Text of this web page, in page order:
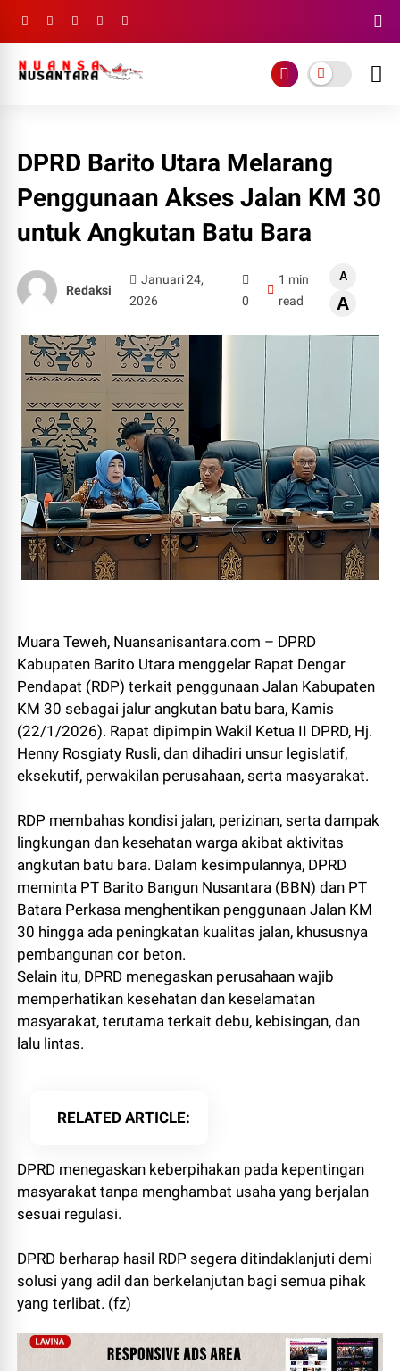
DPRD Barito Utara Melarang
Penggunaan Akses Jalan KM 30
untuk Angkutan Batu Bara
Redaksi
Januari 24,
2026
0
1 min
read
A
A
Muara Teweh, Nuansanisantara.com – DPRD
Kabupaten Barito Utara menggelar Rapat Dengar
Pendapat (RDP) terkait penggunaan Jalan Kabupaten
KM 30 sebagai jalur angkutan batu bara, Kamis
(22/1/2026). Rapat dipimpin Wakil Ketua II DPRD, Hj.
Henny Rosgiaty Rusli, dan dihadiri unsur legislatif,
eksekutif, perwakilan perusahaan, serta masyarakat.
RDP membahas kondisi jalan, perizinan, serta dampak
lingkungan dan kesehatan warga akibat aktivitas
angkutan batu bara. Dalam kesimpulannya, DPRD
meminta PT Barito Bangun Nusantara (BBN) dan PT
Batara Perkasa menghentikan penggunaan Jalan KM
30 hingga ada peningkatan kualitas jalan, khususnya
pembangunan cor beton.
Selain itu, DPRD menegaskan perusahaan wajib
memperhatikan kesehatan dan keselamatan
masyarakat, terutama terkait debu, kebisingan, dan
lalu lintas.
RELATED ARTICLE
DPRD menegaskan keberpihakan pada kepentingan
masyarakat tanpa menghambat usaha yang berjalan
sesuai regulasi.
DPRD berharap hasil RDP segera ditindaklanjuti demi
solusi yang adil dan berkelanjutan bagi semua pihak
yang terlibat. (fz)